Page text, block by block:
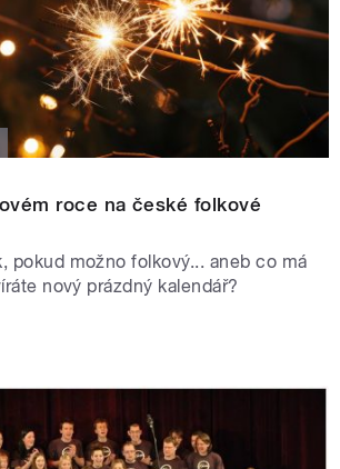
roce na české folkové
pokud možno folkový... aneb co má
nový prázdný kalendář?